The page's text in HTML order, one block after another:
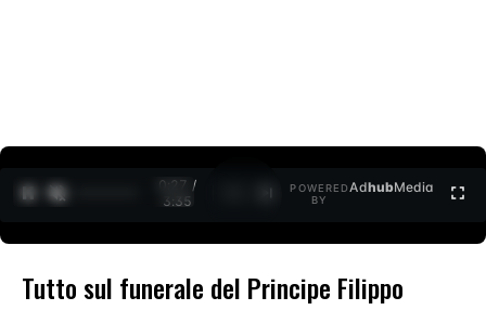
0:27 /
3:35
POWERED
BY
AdhubMedia
Tutto sul funerale del Principe Filippo